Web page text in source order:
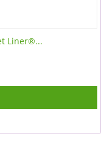
Liner®...